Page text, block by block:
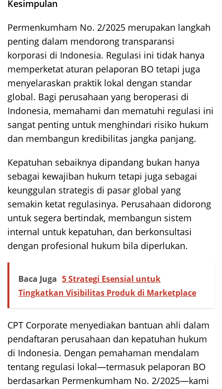
Kesimpulan
Permenkumham No. 2/2025 merupakan langkah
penting dalam mendorong transparansi
korporasi di Indonesia. Regulasi ini tidak hanya
memperketat aturan pelaporan BO tetapi juga
menyelaraskan praktik lokal dengan standar
global. Bagi perusahaan yang beroperasi di
Indonesia, memahami dan mematuhi regulasi ini
sangat penting untuk menghindari risiko hukum
dan membangun kredibilitas jangka panjang.
Kepatuhan sebaiknya dipandang bukan hanya
sebagai kewajiban hukum tetapi juga sebagai
keunggulan strategis di pasar global yang
semakin ketat regulasinya. Perusahaan didorong
untuk segera bertindak, membangun sistem
internal untuk kepatuhan, dan berkonsultasi
dengan profesional hukum bila diperlukan.
Baca Juga 5 Strategi Esensial untuk
Tingkatkan Visibilitas Produk di Marketplace
CPT Corporate menyediakan bantuan ahli dalam
pendaftaran perusahaan dan kepatuhan hukum
di Indonesia. Dengan pemahaman mendalam
tentang regulasi lokal—termasuk pelaporan BO
berdasarkan Permenkumham No. 2/2025—kami